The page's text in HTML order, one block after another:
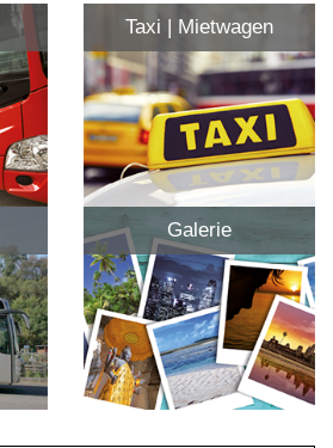
Taxi | Mietwagen
Galerie